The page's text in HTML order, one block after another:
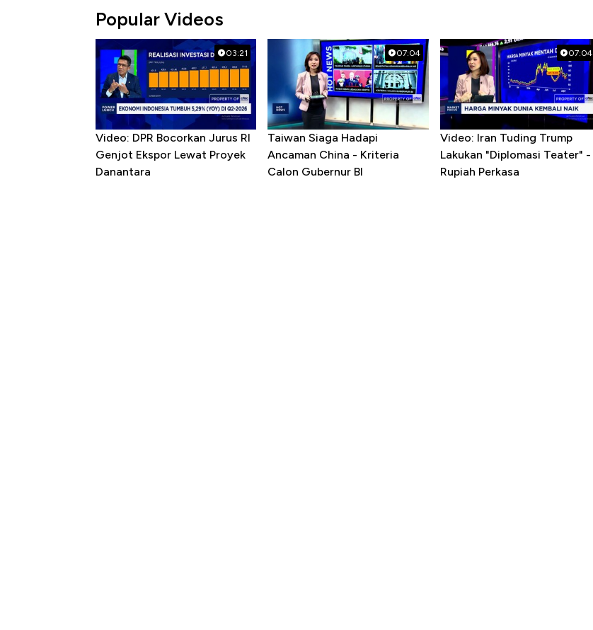
Popular Videos
03:21
Video: DPR Bocorkan Jurus RI
Genjot Ekspor Lewat Proyek
Danantara
07:04
Taiwan Siaga Hadapi
Ancaman China - Kriteria
Calon Gubernur BI
07:04
Video: Iran Tuding Trump
Lakukan "Diplomasi Teater" -
Rupiah Perkasa